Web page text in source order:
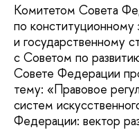
Комитетом Совета
по конституционному
и государственному
с Советом по
Совете Федерации
тему: «Правовое
систем
Федерации: вектор